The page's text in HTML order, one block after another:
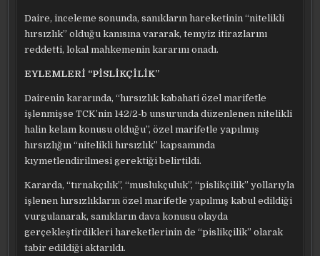
Daire, inceleme sonunda, sanıkların hareketinin “nitelikli
hırsızlık” olduğu kanısına vararak, temyiz itirazlarını
reddetti, lokal mahkemenin kararını onadı.
EYLEMLERİ “PİSLİKÇİLİK”
Dairenin kararında, “hırsızlık kabahati özel marifetle
işlenmişse TCK’nin 142/2-b unsurunda düzenlenen nitelikli
halin kelam konusu olduğu”, özel marifetle yapılmış
hırsızlığın “nitelikli hırsızlık” kapsamında
kıymetlendirilmesi gerektiği belirtildi.
Kararda, “tırnakçılık”, “muslukçuluk”, “pislikçilik” yollarıyla
işlenen hırsızlıkların özel marifetle yapılmış kabul edildiği
vurgulanarak, sanıkların dava konusu olayda
gerçekleştirdikleri hareketlerinin de “pislikçilik” olarak
tabir edildiği aktarıldı.